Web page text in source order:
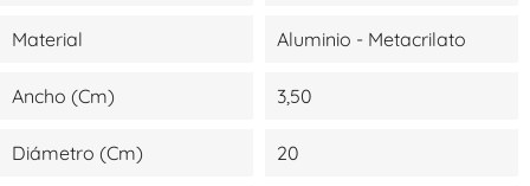
Material Aluminio - Metacrilato
Ancho (cm) 3,50
Diámetro (cm) 20